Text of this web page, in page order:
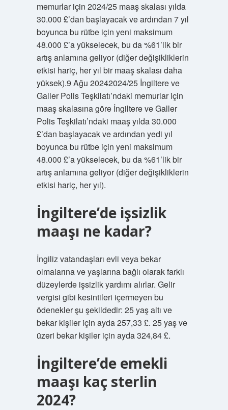
memurlar için 2024/25 maaş skalası yılda
30.000 £’dan başlayacak ve ardından 7 yıl
boyunca bu rütbe için yeni maksimum
48.000 £’a yükselecek, bu da %61’lik bir
artış anlamına geliyor (diğer değişikliklerin
etkisi hariç, her yıl bir maaş skalası daha
yüksek).9 Ağu 20242024/25 İngiltere ve
Galler Polis Teşkilatı’ndaki memurlar için
maaş skalasına göre İngiltere ve Galler
Polis Teşkilatı’ndaki maaş yılda 30.000
£’dan başlayacak ve ardından yedi yıl
boyunca bu rütbe için yeni maksimum
48.000 £’a yükselecek, bu da %61’lik bir
artış anlamına geliyor (diğer değişikliklerin
etkisi hariç, her yıl).
İngiltere’de işsizlik
maaşı ne kadar?
İngiliz vatandaşları evli veya bekar
olmalarına ve yaşlarına bağlı olarak farklı
düzeylerde işsizlik yardımı alırlar. Gelir
vergisi gibi kesintileri içermeyen bu
ödenekler şu şekildedir: 25 yaş altı ve
bekar kişiler için ayda 257,33 £. 25 yaş ve
üzeri bekar kişiler için ayda 324,84 £.
İngiltere’de emekli
maaşı kaç sterlin
2024?